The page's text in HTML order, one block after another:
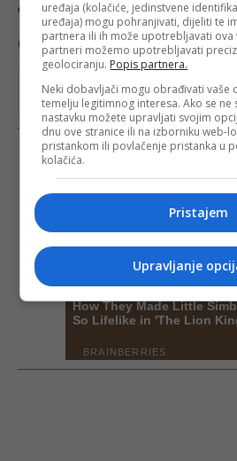
čak 102 odsto u odnosu na
(TI/NN)
Dodajte tuzlainfo.ba među
Googleu
uređaja (kolačiće, jedinstvene
uređaja) mogu pohranjivati, dijeliti te
partnera ili ih može upotrebljavati ova
partneri možemo upotrebljavati
geolociranju. Popis partnera.
Neki dobavljači mogu obrađivati vaše
temelju legitimnog interesa. Ako se ne
nastavku možete upravljati svojim
dnu ove stranice ili na izborniku web-
pristankom ili povlačenje pristanka u
kolačića.
Pristajem
Upravljanje